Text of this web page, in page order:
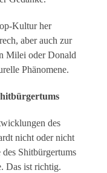
Kultur her
aber auch zur
Milei oder Donald
Phänomene.
des
nicht oder nicht
Shitbürgertums
Das ist richtig.